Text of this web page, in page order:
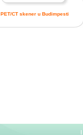
PET/CT skener u Budimpesti
|